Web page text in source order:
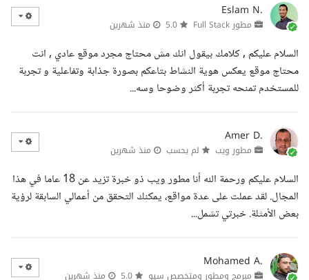
Eslam N.
مطور Full Stack منذ شهرين
السلام عليكم , كلامك بيقول انك مش محتاج مجرد موقع عادي , انت
محتاج موقع يعكس هوية النشاط بتاعكم بصورة جذابة وتفاعلية و تجربة
للمستخدم تمنحه تجربة أكثر وضوحا وسه...
Amer D.
مطور ويب لم يحسب منذ شهرين
السلام عليكم ورحمة الله أنا مطور ويب ذو خبرة تزيد عن 18 عاما في هذا
المجال. لقد عملت على عدة مواقع، يمكنك التحقق من أعمالي السابقة لرؤية
بعض الأمثلة. خبرتي تشمل...
Mohamed A.
مبرمج ومطور ومتخصص سيو منذ شهرين